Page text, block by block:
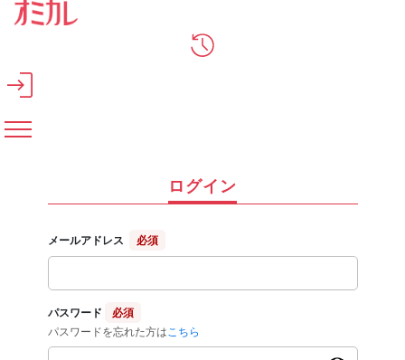
メインコンテンツへスキップ
ログイン
メールアドレス 必須
パスワード
必須
パスワードを忘れた方は こちら